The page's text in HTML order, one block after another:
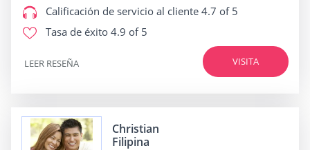
Calificación de servicio al cliente 4.7 of 5
Tasa de éxito 4.9 of 5
VISITA
LEER RESEÑA
Christian
Filipina